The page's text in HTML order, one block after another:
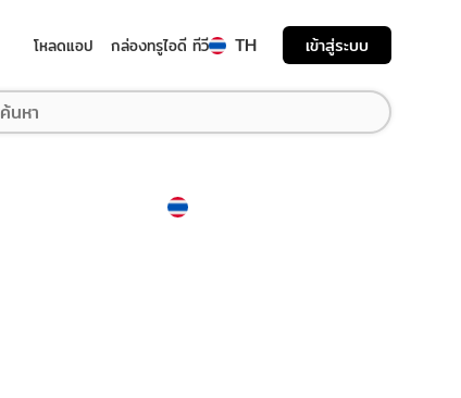
โหลดแอป กล่องทรูไอดี ทีวี TH เข้าสู่ระบบ